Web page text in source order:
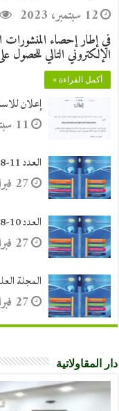
12 سبتمبر، 2023
في إطار إحصاء المنشورات
الإلكتروني التالي
أكمل القراءة »
إعلان
11 سبتمبر، 2023
العدد 11-2018
27 فبراير، 2019
العدد 10-2018
27 فبراير، 2019
المجلة
27 فبراير، 2019
دار المقاولاتية